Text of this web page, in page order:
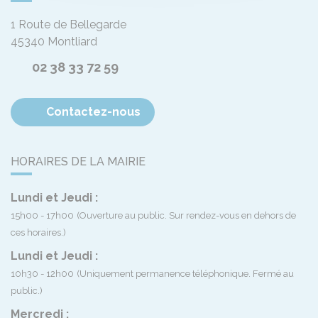
1 Route de Bellegarde
45340 Montliard
02 38 33 72 59
Contactez-nous
HORAIRES DE LA MAIRIE
Lundi et Jeudi :
15h00 - 17h00 (Ouverture au public. Sur rendez-vous en dehors de
ces horaires.)
Lundi et Jeudi :
10h30 - 12h00 (Uniquement permanence téléphonique. Fermé au
public.)
Mercredi :